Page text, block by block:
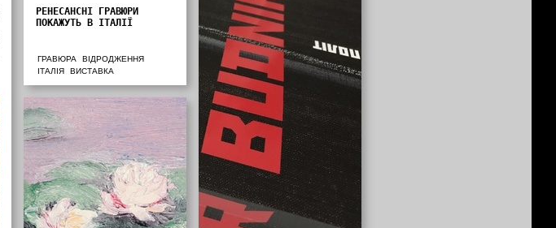
РЕНЕСАНСНІ ГРАВЮРИ
ПОКАЖУТЬ В ІТАЛІЇ
ГРАВЮРА
ВІДРОДЖЕННЯ
ІТАЛІЯ
ВИСТАВКА